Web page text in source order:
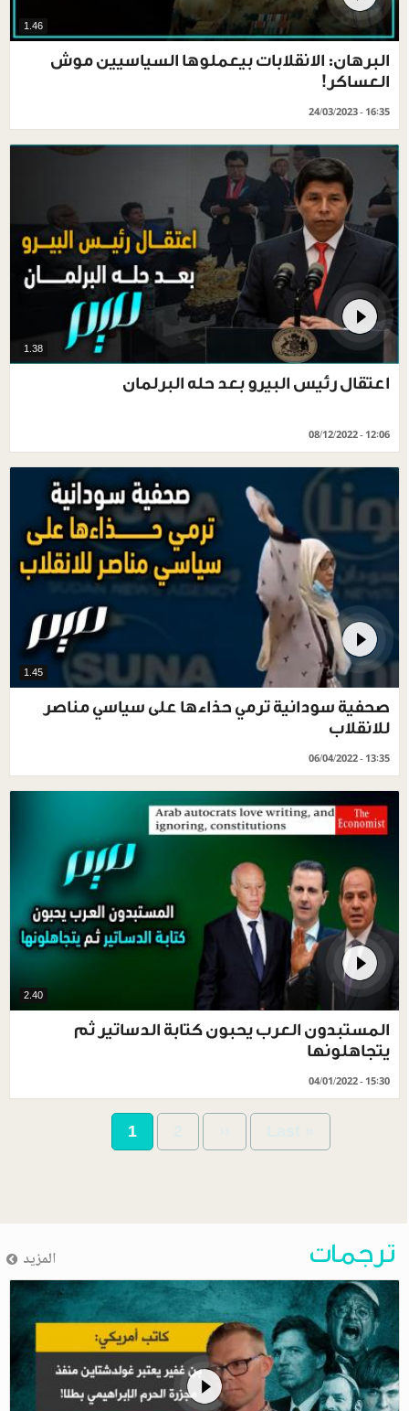
1.46
البرهان: الانقلابات بيعملوها السياسيين موش
العساكر!
24/03/2023 - 16:35
1.38
اعتقال رئيس البيرو بعد حله البرلمان
08/12/2022 - 12:06
1.45
صحفية سودانية ترمي حذاءها على سياسي مناصر
للانقلاب
06/04/2022 - 13:35
2.40
المستبدون العرب يحبون كتابة الدساتير ثم
يتجاهلونها
04/01/2022 - 15:30
Current
page
1
page page
ترجمات المزيد